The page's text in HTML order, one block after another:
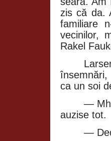
zis că da.
familiare
vecinilor,
Rakel
ca un soi
—
auzise tot.
—